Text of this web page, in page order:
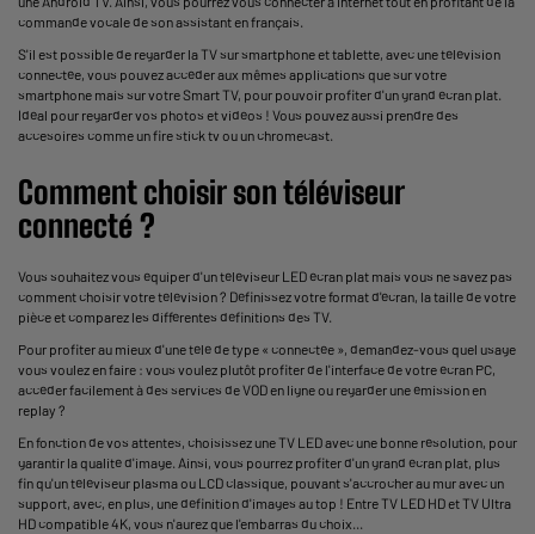
commande vocale de son assistant en français.
S'il est possible de regarder la TV sur smartphone et tablette, avec une télévision
connectée, vous pouvez accéder aux mêmes applications que sur votre
smartphone mais sur votre Smart TV, pour pouvoir profiter d'un grand écran plat.
Idéal pour regarder vos photos et vidéos ! Vous pouvez aussi prendre des
accesoires comme un fire stick tv ou un chromecast.
Comment choisir son téléviseur
connecté ?
Vous souhaitez vous équiper d'un téléviseur LED écran plat mais vous ne savez pas
comment choisir votre télévision ? Définissez votre format d'écran, la taille de votre
pièce et comparez les différentes définitions des TV.
Pour profiter au mieux d'une télé de type « connectée », demandez-vous quel usage
vous voulez en faire : vous voulez plutôt profiter de l'interface de votre écran PC,
accéder facilement à des services de VOD en ligne ou regarder une émission en
replay ?
En fonction de vos attentes, choisissez une TV LED avec une bonne résolution, pour
garantir la qualité d'image. Ainsi, vous pourrez profiter d'un grand écran plat, plus
fin qu'un téléviseur plasma ou LCD classique, pouvant s'accrocher au mur avec un
support, avec, en plus, une définition d'images au top ! Entre TV LED HD et TV Ultra
HD compatible 4K, vous n'aurez que l'embarras du choix...